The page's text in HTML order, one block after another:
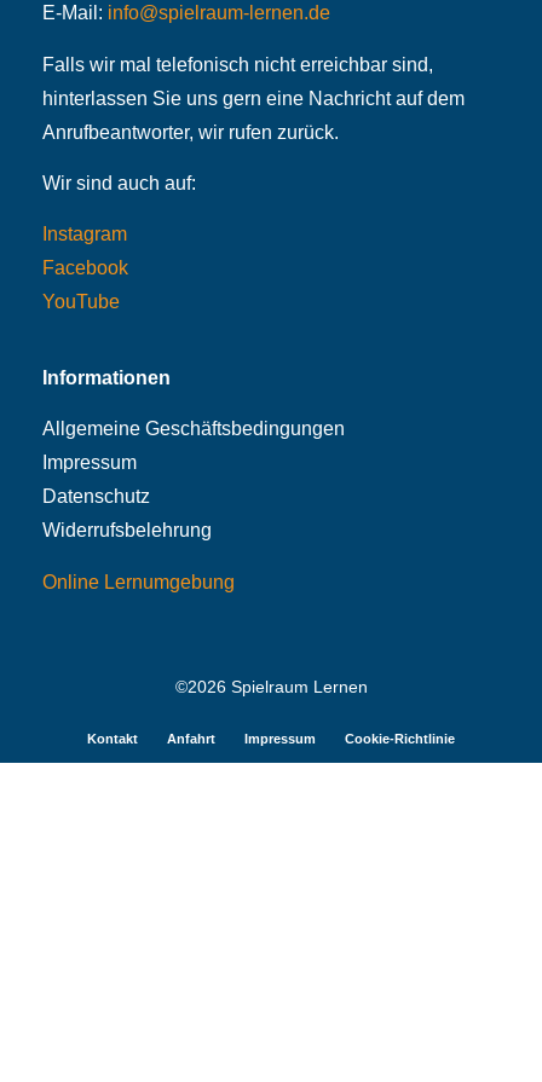
E-Mail: info@spielraum-lernen.de
Falls wir mal telefonisch nicht erreichbar sind,
hinterlassen Sie uns gern eine Nachricht auf dem
Anrufbeantworter, wir rufen zurück.
Wir sind auch auf:
Instagram
Facebook
YouTube
Informationen
Allgemeine Geschäftsbedingungen
Impressum
Datenschutz
Widerrufsbelehrung
Online Lernumgebung
©2026 Spielraum Lernen
Kontakt Anfahrt Impressum Cookie-Richtlinie